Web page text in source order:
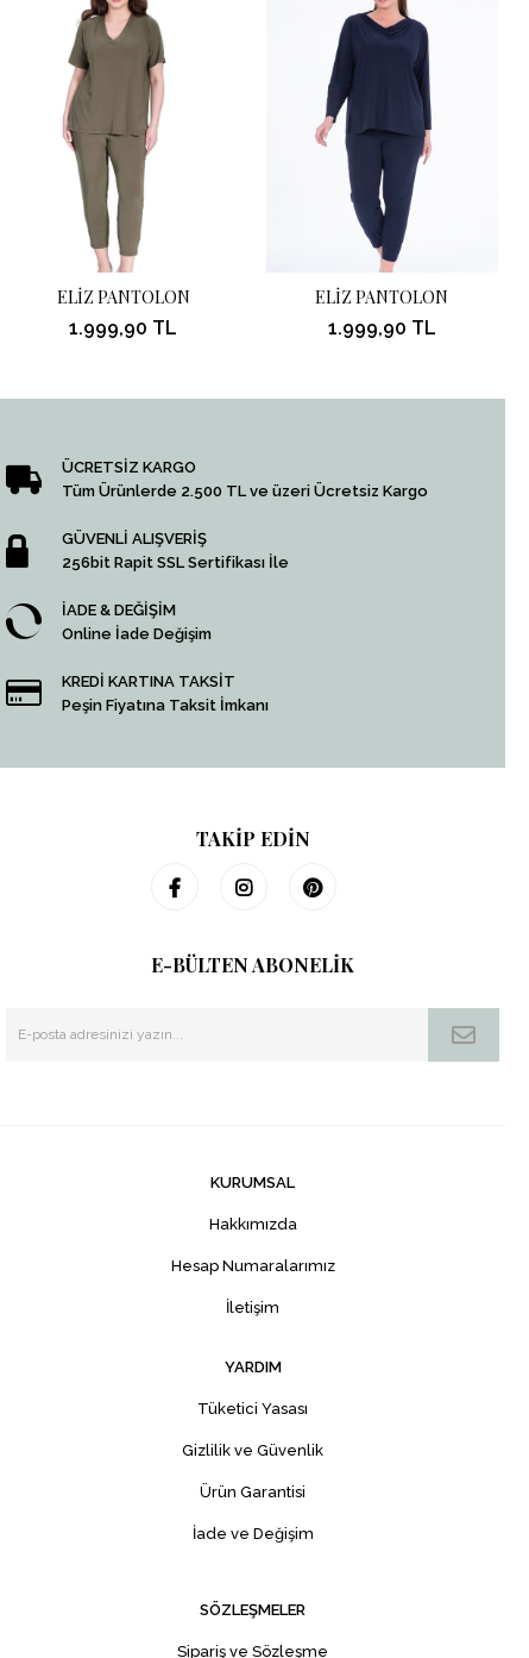
ELİZ PANTOLON
1.999,90 TL
ELİZ PANTOLON
1.999,90 TL
ÜCRETSİZ KARGO
Tüm Ürünlerde 2.500 TL ve üzeri Ücretsiz Kargo
GÜVENLİ ALIŞVERİŞ
256bit Rapit SSL Sertifikası İle
İADE & DEĞİŞİM
Online İade Değişim
KREDİ KARTINA TAKSİT
Peşin Fiyatına Taksit İmkanı
TAKİP EDİN
E-BÜLTEN ABONELİK
KURUMSAL
Hakkımızda
Hesap Numaralarımız
İletişim
YARDIM
Tüketici Yasası
Gizlilik ve Güvenlik
Ürün Garantisi
İade ve Değişim
SÖZLEŞMELER
Sipariş ve Sözleşme